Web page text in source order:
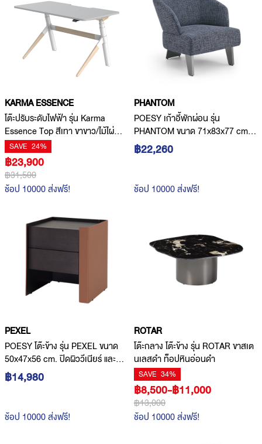
KARMA ESSENCE
โต๊ะปรับระดับไฟฟ้า รุ่น Karma
Essence Top สีเทา ขาขาว/ไม้ไผ่
ขนาด W135xD70xH65~130 cm.
SAVE 24%
฿23,900
฿31,500
ช้อป 10000 ส่งฟรี!
PHANTOM
POESY เก้าอี้พักผ่อน รุ่น
PHANTOM ขนาด 71x83x77 cm.
ขาสแตนเลส วัสดุหุ้มผ้า
฿22,260
ช้อป 10000 ส่งฟรี!
PEXEL
POESY โต๊ะข้าง รุ่น PEXEL ขนาด
50x47x56 cm. ปิดผิววีเนียร์ และ
หนังเทียม
฿14,980
ช้อป 10000 ส่งฟรี!
ROTAR
โต๊ะกลาง โต๊ะข้าง รุ่น ROTAR ขาสเต
นเลสดำ ท็อปหินอ่อนดำ
SAVE 34%
฿8,500-฿11,000
฿13,000
ช้อป 10000 ส่งฟรี!